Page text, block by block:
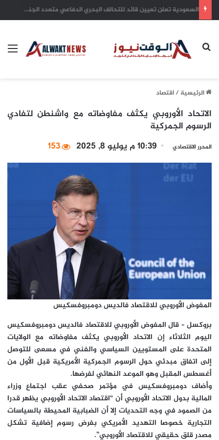
بلدية الكويت: التزام أصحاب الأعمال بترخيص أنشطتهم التجارية ضمان للاستدامة وحماية للاستثمارات
بحث عن
الرئيسية/اقتصاد
الاتحاد الأوروبي يكثف مفاوضاته مع واشنطن لتفادي
الرسوم الجمركية
المحرر الاقتصادي 10:39 م يوليو 8, 2025 153
المفوض الأوروبي للاقتصاد فالديس دومبروفسكيس
بروكسل – قال المفوض الأوروبي للاقتصاد فالديس دومبروفسكيس
اليوم الثلاثاء إن الاتحاد الأوروبي يكثف مفاوضاته مع الولايات
المتحدة على المستويين السياسي والفني في مسعى للتوصل
إلى اتفاق مبدئي حول الرسوم الجمركية الأمريكية قبل الأول من
أغسطس المقبل وهو الموعد النهائي لفرضها.
وأضاف دومبروفسكيس في مؤتمر صحفي عقب اجتماع وزراء
المالية بدول الاتحاد الأوروبي أن “اقتصاد الاتحاد الأوروبي يظهر قدرا
من الصمود في وجه التحديات إلا أن الضبابية المحيطة بالسياسات
التجارية خصوصا التهديد الأمريكي بفرض رسوم إضافية تشكل
مصدر قلق حقيقي للاقتصاد الأوروبي”.